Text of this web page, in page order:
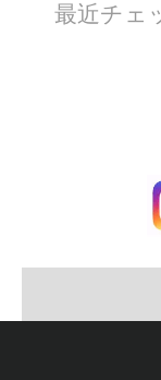
最近チェ